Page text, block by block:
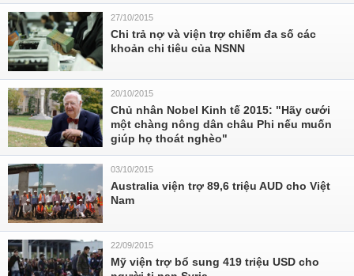
27/10/2015
Chi trả nợ và viện trợ chiếm đa số các
khoản chi tiêu của NSNN
20/10/2015
Chủ nhân Nobel Kinh tế 2015: "Hãy cưới
một chàng nông dân châu Phi nếu muốn
giúp họ thoát nghèo"
03/10/2015
Australia viện trợ 89,6 triệu AUD cho Việt
Nam
22/09/2015
Mỹ viện trợ bổ sung 419 triệu USD cho